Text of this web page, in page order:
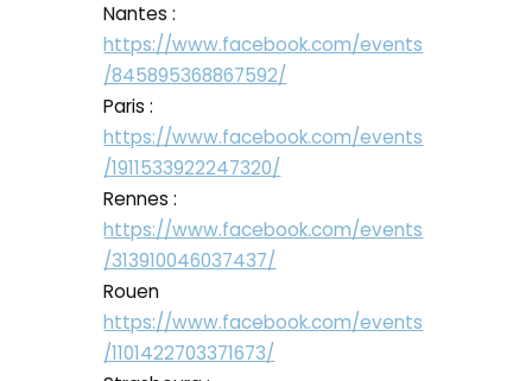
Nantes :
https://www.facebook.com/events
/845895368867592/
Paris :
https://www.facebook.com/events
/1911533922247320/
Rennes :
https://www.facebook.com/events
/313910046037437/
Rouen
https://www.facebook.com/events
/1101422703371673/